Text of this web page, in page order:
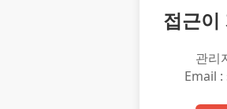
접근이
관리
Email